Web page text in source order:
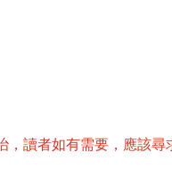
讀者如有需要，應該尋